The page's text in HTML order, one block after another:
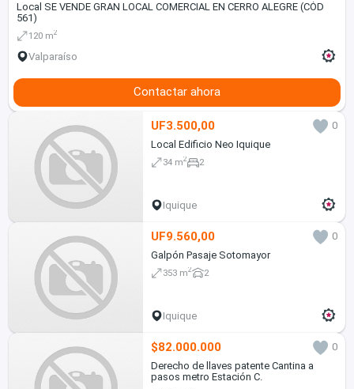
Local SE VENDE GRAN LOCAL COMERCIAL EN CERRO ALEGRE (CÓD
561)
120 m2
Valparaíso
Contactar ahora
UF3.500,00
0
Local Edificio Neo Iquique
34 m2 2
Iquique
UF9.560,00
0
Galpón Pasaje Sotomayor
353 m2 2
Iquique
$82.000.000
0
Derecho de llaves patente Cantina a
pasos metro Estación C.